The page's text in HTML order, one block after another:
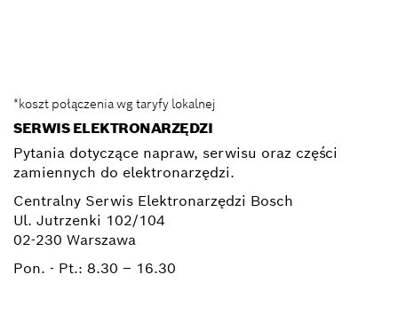
*koszt połączenia wg taryfy lokalnej
SERWIS ELEKTRONARZĘDZI
Pytania dotyczące napraw, serwisu oraz części
zamiennych do elektronarzędzi.
Centralny Serwis Elektronarzędzi Bosch
Ul. Jutrzenki 102/104
02-230 Warszawa
Pon. - Pt.: 8.30 – 16.30